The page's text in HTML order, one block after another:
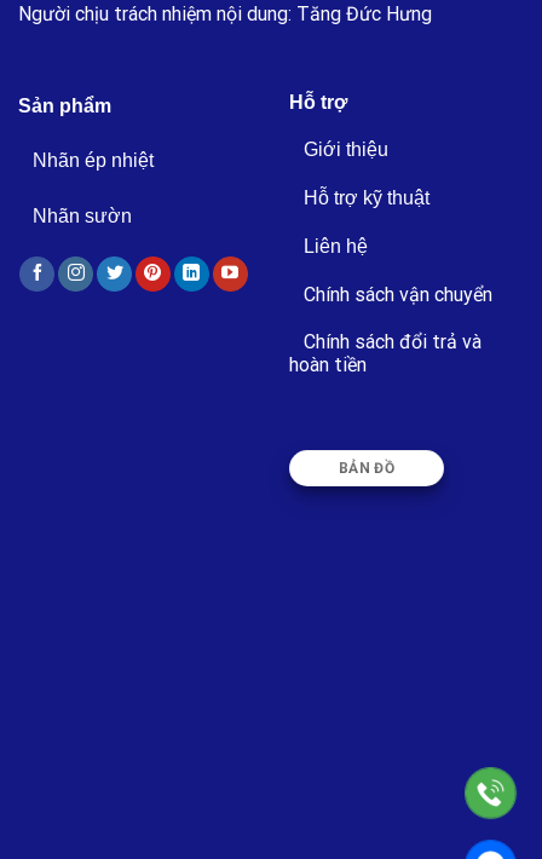
Người chịu trách nhiệm nội dung: Tăng Đức Hưng
Sản phẩm
Nhãn ép nhiệt
Nhãn sườn
Hỗ trợ
Giới thiệu
Hỗ trợ kỹ thuật
Liên hệ
Chính sách vận chuyển
Chính sách đổi trả và
hoàn tiền
BẢN ĐỒ